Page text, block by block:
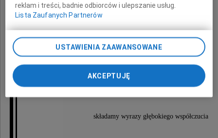
Rodzinie
i
składamy wyrazy głębokiego współczucia
reklam i treści, badnie odbiorców i ulepszanie usług.
Lista Zaufanych Partnerów
USTAWIENIA ZAAWANSOWANE
AKCEPTUJĘ